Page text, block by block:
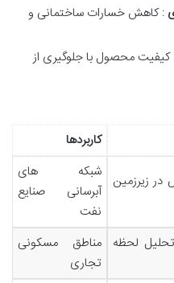
: کاهش خسارات ساختمانی و
کیفیت محصول با جلوگیری از
کاربردها
زیرزمین شبکه های
آبرسانی صنایع
نفت
و تحلیل لحظه مناطق مسکونی
تجاری